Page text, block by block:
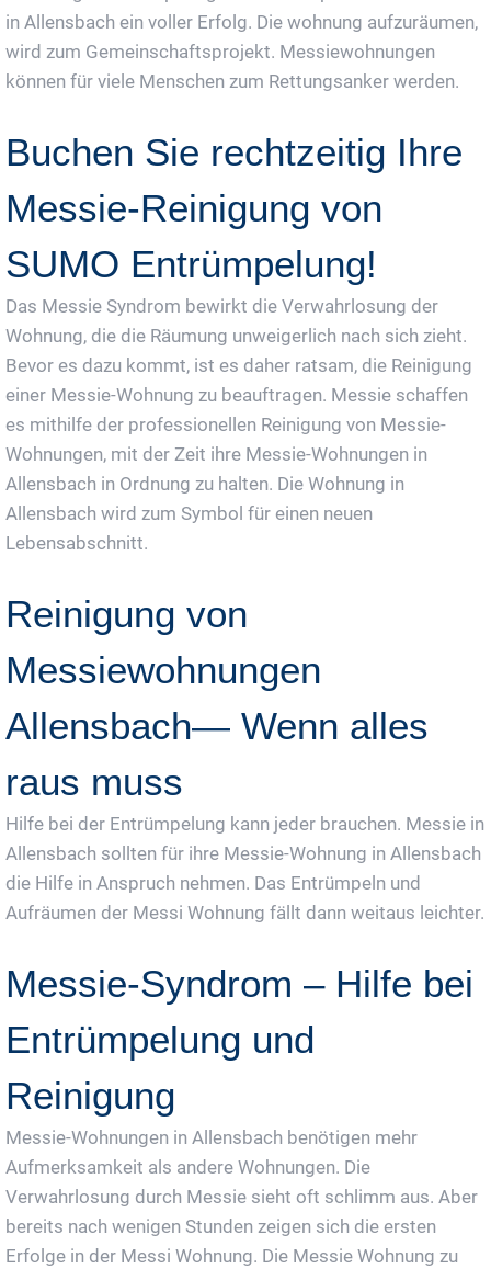
in Allensbach ein voller Erfolg. Die wohnung aufzuräumen,
wird zum Gemeinschaftsprojekt. Messiewohnungen
können für viele Menschen zum Rettungsanker werden.
Buchen Sie rechtzeitig Ihre
Messie-Reinigung von
SUMO Entrümpelung!
Das Messie Syndrom bewirkt die Verwahrlosung der
Wohnung, die die Räumung unweigerlich nach sich zieht.
Bevor es dazu kommt, ist es daher ratsam, die Reinigung
einer Messie-Wohnung zu beauftragen. Messie schaffen
es mithilfe der professionellen Reinigung von Messie-
Wohnungen, mit der Zeit ihre Messie-Wohnungen in
Allensbach in Ordnung zu halten. Die Wohnung in
Allensbach wird zum Symbol für einen neuen
Lebensabschnitt.
Reinigung von
Messiewohnungen
Allensbach— Wenn alles
raus muss
Hilfe bei der Entrümpelung kann jeder brauchen. Messie in
Allensbach sollten für ihre Messie-Wohnung in Allensbach
die Hilfe in Anspruch nehmen. Das Entrümpeln und
Aufräumen der Messi Wohnung fällt dann weitaus leichter.
Messie-Syndrom – Hilfe bei
Entrümpelung und
Reinigung
Messie-Wohnungen in Allensbach benötigen mehr
Aufmerksamkeit als andere Wohnungen. Die
Verwahrlosung durch Messie sieht oft schlimm aus. Aber
bereits nach wenigen Stunden zeigen sich die ersten
Erfolge in der Messi Wohnung. Die Messie Wohnung zu